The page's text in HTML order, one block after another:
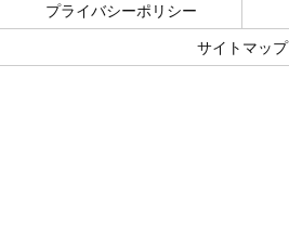
プライバシーポリシー
サイトマップ